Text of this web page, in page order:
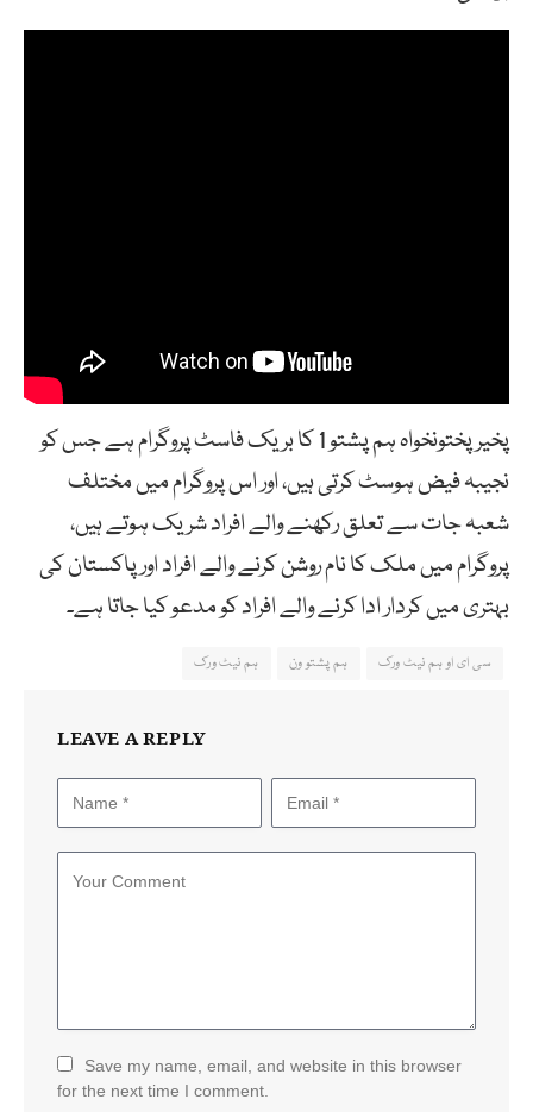
پخیر پختونخواہ ہم پشتو 1 کا بریک فاسٹ پروگرام ہے جس کو
نجیبہ فیض ہوسٹ کرتی ہیں، اور اس پروگرام میں مختلف
شعبہ جات سے تعلق رکھنے والے افراد شریک ہوتے ہیں،
پروگرام میں ملک کا نام روشن کرنے والے افراد اور پاکستان کی
بہتری میں کردار ادا کرنے والے افراد کو مدعو کیا جاتا ہے۔
سی ای او ہم نیٹ ورک ہم پشتو ون ہم نیٹ ورک
LEAVE A REPLY
Save my name, email, and website in this browser
for the next time I comment.